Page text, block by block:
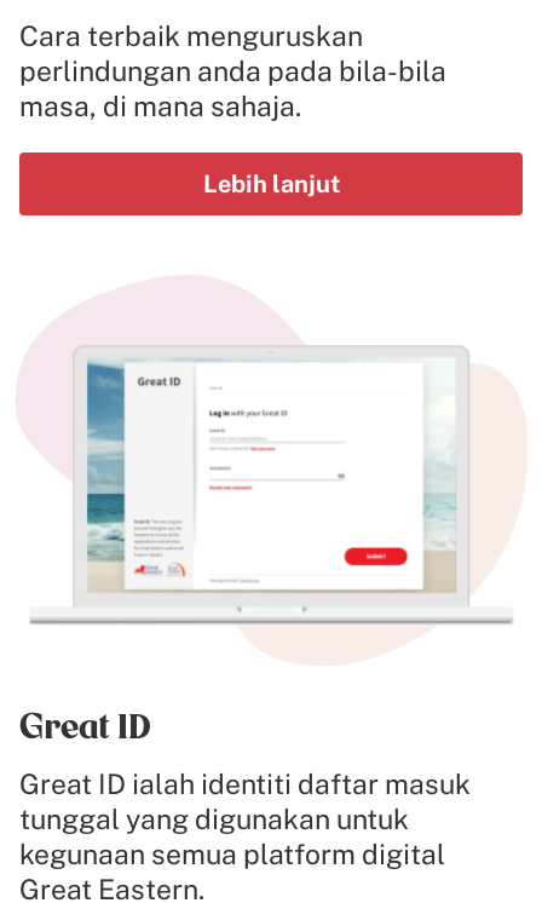
Cara terbaik menguruskan
perlindungan anda pada bila-bila
masa, di mana sahaja.
Lebih lanjut
Great ID
Great ID ialah identiti daftar masuk
tunggal yang digunakan untuk
kegunaan semua platform digital
Great Eastern.